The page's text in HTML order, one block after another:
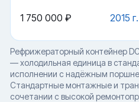
2015 г.
1 750 000 ₽
Рефрижераторный контейнер
— холодильная единица в
исполнении с надёжным
Стандартные монтажные и
сочетании с высокой